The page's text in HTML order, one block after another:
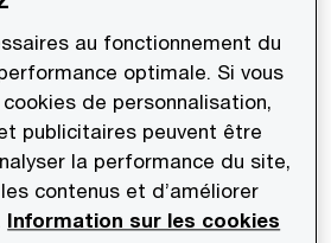
a réalisé les travaux de
et sociale pour le compte de
cadre de son acquisition de
des solutions
au fonctionnement du
optimale. Si vous
de personnalisation,
publicitaires peuvent être
la performance du site,
contenus et d’améliorer
Information sur les cookies